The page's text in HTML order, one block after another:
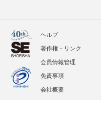
ヘルプ
著作権・リンク
会員情報管理
免責事項
会社概要